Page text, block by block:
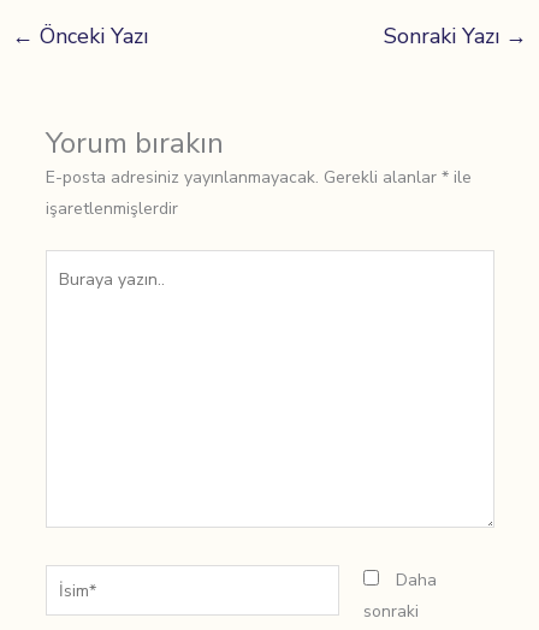
← Önceki Yazı Sonraki Yazı →
Yorum bırakın
E-posta adresiniz yayınlanmayacak. Gerekli alanlar *ile
işaretlenmişlerdir
İsim*
Daha
sonraki